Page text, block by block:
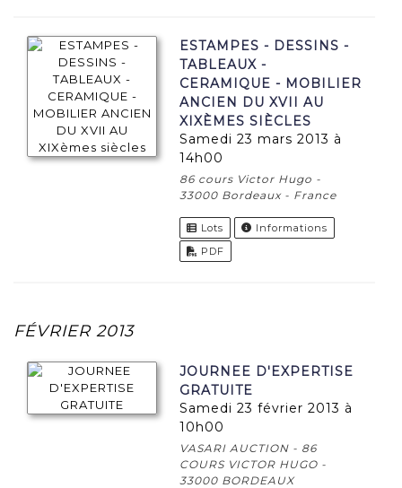
ESTAMPES - DESSINS -
TABLEAUX -
CERAMIQUE - MOBILIER
ANCIEN DU XVII AU
XIXÈMES SIÈCLES
samedi 23 mars 2013 à
14h00
86 cours Victor Hugo -
33000 Bordeaux - France
Lots
Informations
PDF
FÉVRIER 2013
JOURNEE D'EXPERTISE
GRATUITE
samedi 23 février 2013 à
10h00
VASARI AUCTION - 86
COURS VICTOR HUGO -
33000 BORDEAUX